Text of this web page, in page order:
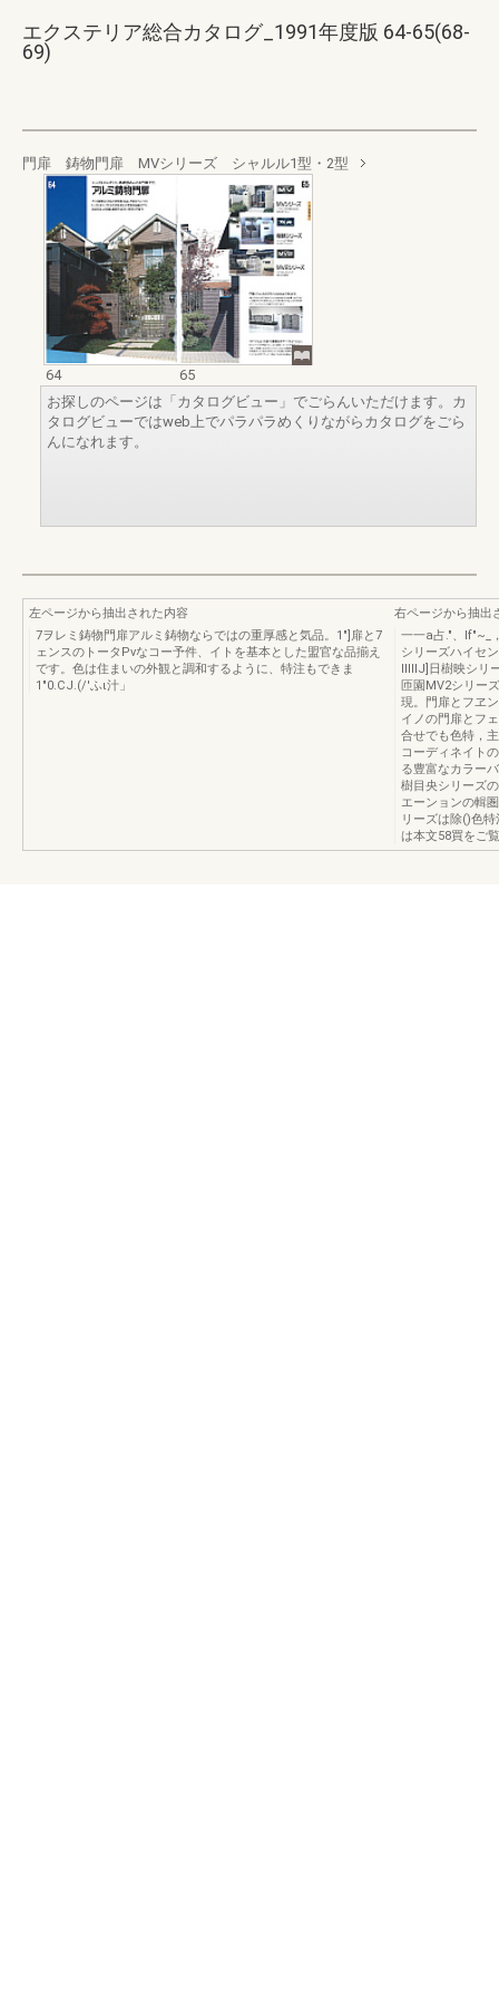
エクステリア総合カタログ_1991年度版 64-65(68-
69)
門扉 鋳物門扉 MVシリーズ シャルル1型・2型
64
65
お探しのページは「カタログビュー」でごらんいただけます。カ
タログビューではweb上でパラパラめくりながらカタログをごら
んになれます。
左ページから抽出された内容
7ヲレミ鋳物門扉アルミ鋳物ならではの重厚感と気品。1"]扉と7
ェンスのトータPνなコー予件、イトを基本とした盟官な品揃え
です。色は住まいの外観と調和するように、特注もできま
1"0.CJ.(/'ふι汁」
右ページから抽出
一一a占."、If"~_
シリーズハイセ
llIlIJ]日樹映シリ
匝園MV2シリー
現。門扉とフヱ
イノの門扉とフ
合せでも色特，
コーディネイト
る豊富なカラー
樹目央シリーズ
エーンョンの輯
リーズは除()色
は本文58買をご